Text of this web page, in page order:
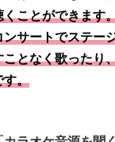
ことができます
サートでステー
となく歌ったり
す。